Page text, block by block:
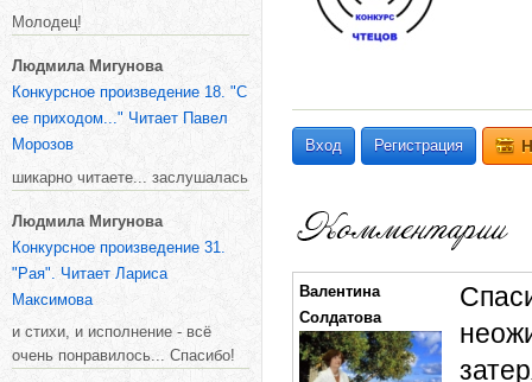
Молодец!
Людмила Мигунова
Конкурсное произведение 18. "С
ее приходом..." Читает Павел
Морозов
шикарно читаете... заслушалась
Людмила Мигунова
Конкурсное произведение 31.
"Рая". Читает Лариса
Максимова
и стихи, и исполнение - всё
очень понравилось... Спасибо!
Вход Регистрация
Валентина
Солдатова